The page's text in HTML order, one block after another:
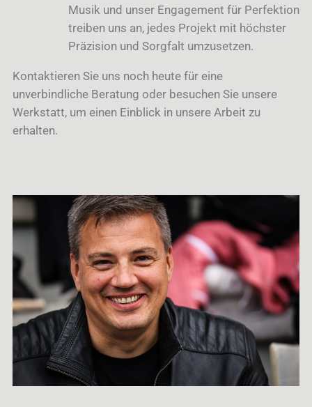
Musik und unser Engagement für Perfektion
treiben uns an, jedes Projekt mit höchster
Präzision und Sorgfalt umzusetzen.
Kontaktieren Sie uns noch heute für eine
unverbindliche Beratung oder besuchen Sie unsere
Werkstatt, um einen Einblick in unsere Arbeit zu
erhalten.